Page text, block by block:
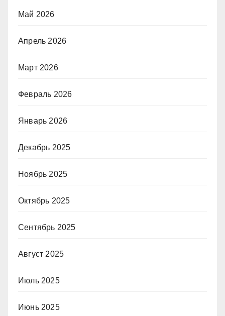
Май 2026
Апрель 2026
Март 2026
Февраль 2026
Январь 2026
Декабрь 2025
Ноябрь 2025
Октябрь 2025
Сентябрь 2025
Август 2025
Июль 2025
Июнь 2025